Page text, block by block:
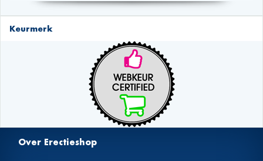
Keurmerk
Over Erectieshop